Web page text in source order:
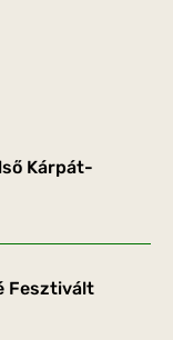
Kárpát-
Fesztivált